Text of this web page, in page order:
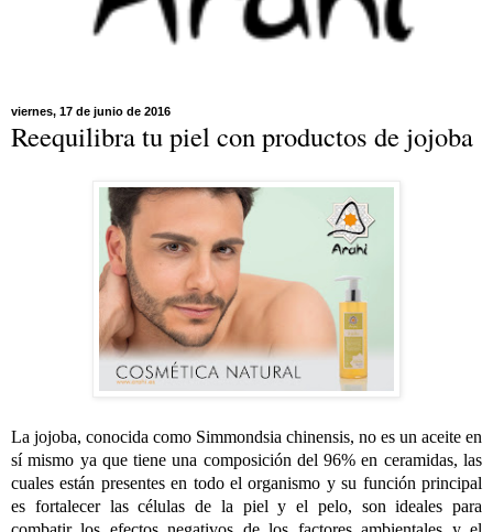
viernes, 17 de junio de 2016
Reequilibra tu piel con productos de jojoba
La jojoba, conocida como Simmondsia chinensis, no es un aceite en
sí mismo ya que tiene una composición del 96% en ceramidas, las
cuales están presentes en todo el organismo y su función principal
es fortalecer las células de la piel y el pelo, son ideales para